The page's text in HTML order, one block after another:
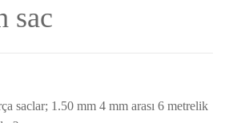
sac
saclar; 1.50 mm 4 mm arası 6 metrelik